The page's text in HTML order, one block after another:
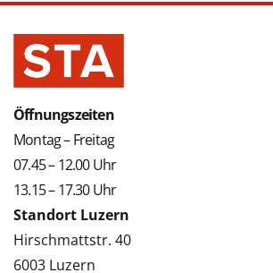
Öffnungszeiten
Montag – Freitag
07.45 – 12.00 Uhr
13.15 – 17.30 Uhr
Standort Luzern
Hirschmattstr. 40
6003 Luzern